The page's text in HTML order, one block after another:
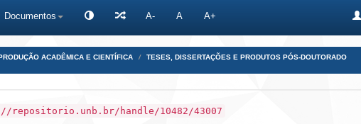
Documentos A- A A+
ACADÊMICA E CIENTÍFICA TESES, DISSERTAÇÕES E PRODUTOS PÓS-DOUTORADO
repositorio.unb.br/handle/10482/43007